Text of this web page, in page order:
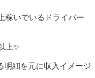
稼いでいるドライバー
上✨
明細を元に収入イメージ